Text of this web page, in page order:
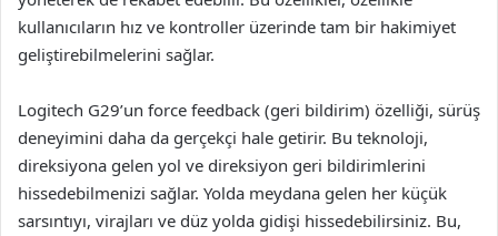
kullanıcıların hız ve kontroller üzerinde tam bir hakimiyet
geliştirebilmelerini sağlar.
Logitech G29’un force feedback (geri bildirim) özelliği, sürüş
deneyimini daha da gerçekçi hale getirir. Bu teknoloji,
direksiyona gelen yol ve direksiyon geri bildirimlerini
hissedebilmenizi sağlar. Yolda meydana gelen her küçük
sarsıntıyı, virajları ve düz yolda gidişi hissedebilirsiniz. Bu,